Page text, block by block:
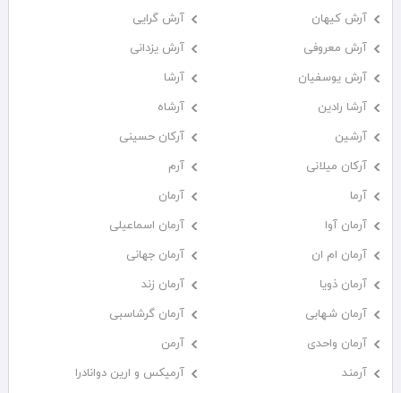
آرش کیهان
آرش گرایی
آرش معروفی
آرش یزدانی
آرش یوسفیان
آرشا
آرشا رادین
آرشاه
آرشین
آرکان حسینی
آرکان میلانی
آرم
آرما
آرمان
آرمان آوا
آرمان اسماعیلی
آرمان ام ان
آرمان جهانی
آرمان ذویا
آرمان زند
آرمان شهابی
آرمان گرشاسبی
آرمان واحدی
آرمن
آرمند
آرمیکس و ارین دوانادرا